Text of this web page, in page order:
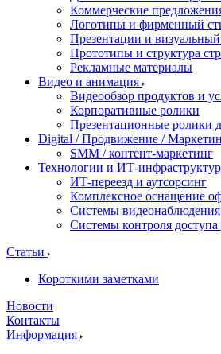
Коммерческие
Логотипы и фирменный
Презентации и визуальный
Прототипы и структура
Рекламные материалы
Видео и анимация
Видеообзор продуктов и
Корпоративные ролики
Презентационные ролики
Digital / Продвижение /
SMM / контент-маркетинг
Технологии и ИТ-
ИТ-переезд и аутсорсинг
Комплексное оснащение
Системы видеонаблюдения
Системы контроля
Статьи
Короткими заметками
Новости
Контакты
Информация